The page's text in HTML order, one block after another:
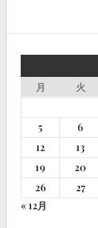
月
火
5
6
12
13
19
20
26
27
« 12月